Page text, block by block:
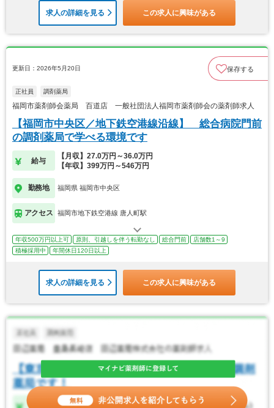
求人の詳細を見る この求人に興味がある
更新日：2026年5月20日 保存する
正社員 調剤薬局
福岡市薬剤師会薬局 百道店 一般社団法人福岡市薬剤師会の薬剤師求人
【福岡市中央区／地下鉄空港線沿線】 総合病院門前
の調剤薬局で学べる環境です
給与
【月収】27.0万円～36.0万円
【年収】399万円～546万円
勤務地 福岡県 福岡市中央区
アクセス 福岡市地下鉄空港線 唐人町駅
年収500万円以上可 原則、引越しを伴う転勤なし 総合門前
店舗数1～9
積極採用中
年間休日120日以上
求人の詳細を見る この求人に興味がある